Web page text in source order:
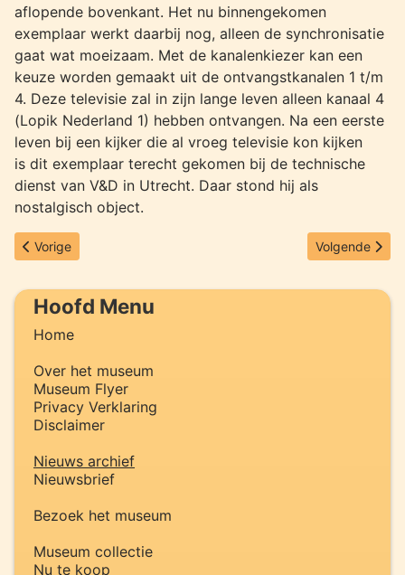
Hoofd Menu
Home
Over het museum
Museum Flyer
Privacy Verklaring
Disclaimer
Nieuws archief
Nieuwsbrief
Bezoek het museum
Museum collectie
Nu te koop
aflopende bovenkant. Het nu binnengekomen
exemplaar werkt daarbij nog, alleen de synchronisatie
gaat wat moeizaam. Met de kanalenkiezer kan een
keuze worden gemaakt uit de ontvangstkanalen 1 t/m
4. Deze televisie zal in zijn lange leven alleen kanaal 4
(Lopik Nederland 1) hebben ontvangen. Na een eerste
leven bij een kijker die al vroeg televisie kon kijken
is dit exemplaar terecht gekomen bij de technische
dienst van V&D in Utrecht. Daar stond hij als
nostalgisch object.
Vorig artikel: Nieuwsbrief september 2012 verstuurd
Vorige Volgende
Volgende